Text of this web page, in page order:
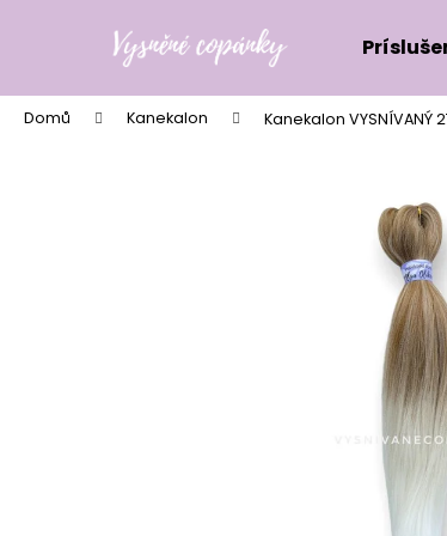
Domů Kanekalon Kanekalon VYSNÍVANÝ
í
Zpět
do
obchodu
Zpět
do
obchodu